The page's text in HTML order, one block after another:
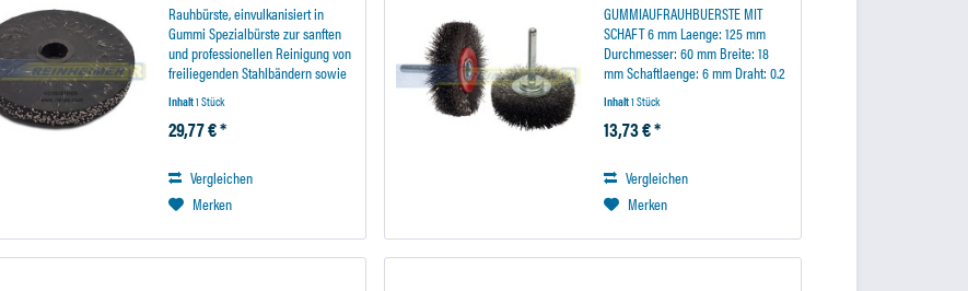
Rauhbürste, einvulkanisiert in
Gummi Spezialbürste zur sanften
und professionellen Reinigung von
freiliegenden Stahlbändern sowie
und Innerlinern. Drahtstärke..:
0,315mm Durchmesser: 50 mm...
Inhalt1 Stück
29,77 € *
Vergleichen
Merken
GUMMIAUFRAUHBUERSTE MIT
SCHAFT 6 mm Laenge: 125 mm
Durchmesser: 60 mm Breite: 18
mm Schaftlaenge: 6 mm Draht: 0.2
Inhalt1 Stück
13,73 € *
Vergleichen
Merken